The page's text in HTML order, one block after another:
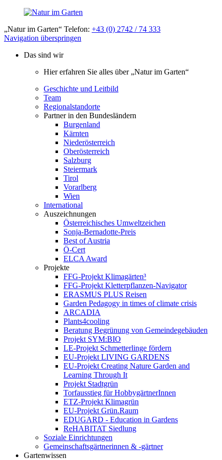
„Natur im Garten“ Telefon: +43 (0) 2742 / 74 333
Navigation überspringen
Das sind wir
Hier erfahren Sie alles über „Natur im Garten“
Geschichte und Leitbild
Team
Regionalstandorte
Partner in den Bundesländern
Burgenland
Kärnten
Niederösterreich
Oberösterreich
Salzburg
Steiermark
Tirol
Vorarlberg
Wien
International
Auszeichnungen
Österreichisches Umweltzeichen
Sonja-Bernadotte-Preis
Best of Austria
Ö-Cert
ELCA Award
Projekte
FFG-Projekt Klimagärten³
FFG-Projekt Kletterpflanzen-Navigator
ERASMUS PLUS Reisen
Garden Pedagogy in times of climate crisis
ARCADIA
Plants4cooling
Beratung Begrünung von Gemeindegebäuden
Projekt SYM:BIO
LE-Projekt Schmetterlinge fördern
EU-Projekt LIVING GARDENS
EU-Projekt Creating Nature Garden and
Learning Through It
Projekt Stadtgrün
Torfausstieg für HobbygärtnerInnen
ETZ-Projekt Klimagrün
EU-Projekt Grün.Raum
EDUGARD - Education in Gardens
ReHABITAT Siedlung
Soziale Einrichtungen
Gemeinschaftsgärtnerinnen & -gärtner
Gartenwissen